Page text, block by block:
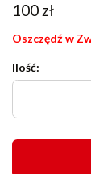
100 zł
Oszczędź w
Ilość: